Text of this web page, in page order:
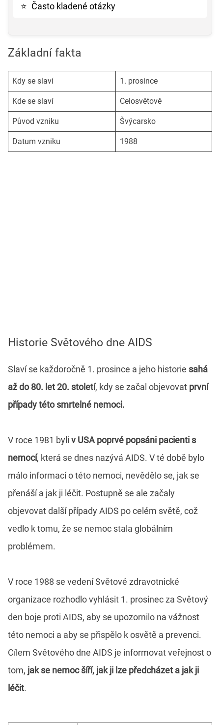
⭐ Často kladené otázky
Základní fakta
Kdy se slaví 1. prosince
Kde se slaví Celosvětově
Původ vzniku Švýcarsko
Datum vzniku 1988
Historie Světového dne AIDS
Slaví se každoročně 1. prosince a jeho historie sahá
až do 80. let 20. století, kdy se začal objevovat první
případy této smrtelné nemoci.
V roce 1981 byli v USA poprvé popsáni pacienti s
nemocí, která se dnes nazývá AIDS. V té době bylo
málo informací o této nemoci, nevědělo se, jak se
přenáší a jak ji léčit. Postupně se ale začaly
objevovat další případy AIDS po celém světě, což
vedlo k tomu, že se nemoc stala globálním
problémem.
V roce 1988 se vedení Světové zdravotnické
organizace rozhodlo vyhlásit 1. prosinec za Světový
den boje proti AIDS, aby se upozornilo na vážnost
této nemoci a aby se přispělo k osvětě a prevenci.
Cílem Světového dne AIDS je informovat veřejnost o
tom, jak se nemoc šíří, jak ji lze předcházet a jak ji
léčit.